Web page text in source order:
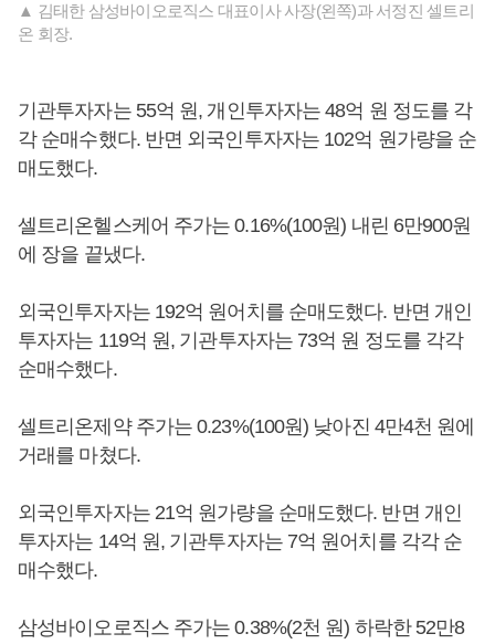
▲ 김태한 삼성바이오로직스 대표이사 사장(왼쪽)과 서정진 셀트리
온 회장.
기관투자자는 55억 원, 개인투자자는 48억 원 정도를 각
각 순매수했다. 반면 외국인투자자는 102억 원가량을 순
매도했다.
셀트리온헬스케어 주가는 0.16%(100원) 내린 6만900원
에 장을 끝냈다.
외국인투자자는 192억 원어치를 순매도했다. 반면 개인
투자자는 119억 원, 기관투자자는 73억 원 정도를 각각
순매수했다.
셀트리온제약 주가는 0.23%(100원) 낮아진 4만4천 원에
거래를 마쳤다.
외국인투자자는 21억 원가량을 순매도했다. 반면 개인
투자자는 14억 원, 기관투자자는 7억 원어치를 각각 순
매수했다.
삼성바이오로직스 주가는 0.38%(2천 원) 하락한 52만8